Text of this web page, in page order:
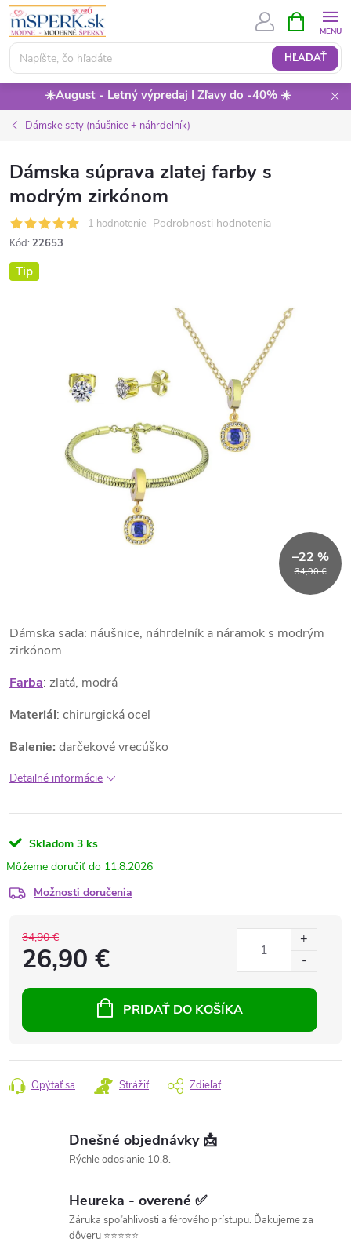
Prejsť
obsah
HĽADAŤ
KOŠÍK
☀️August - Letný výpredaj I Zľavy do -40% ☀️
Dámske sety (náušnice + náhrdelník)
Dámska súprava zlatej farby s
modrým zirkónom
1 hodnotenie Podrobnosti hodnotenia
Kód: 22653
Tip
34,90 €
–22 %
Dámska sada: náušnice, náhrdelník a náramok s modrým
zirkónom
Farba: zlatá, modrá
Materiál: chirurgická oceľ
Balenie: darčekové vrecúško
Detailné informácie
Skladom 3 ks
11.8.2026
Možnosti doručenia
34,90 €
26,90 €
PRIDAŤ DO KOŠÍKA
Opýtať sa Strážiť Zdieľať
Dnešné objednávky 📩
Rýchle odoslanie 10.8.
Heureka - overené ✅
Záruka spoľahlivosti a férového prístupu. Ďakujeme za
dôveru ⭐⭐⭐⭐⭐